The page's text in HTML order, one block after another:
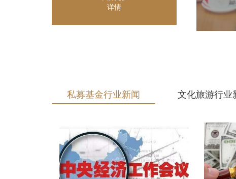
详情
私募基金行业新闻 文化旅游行业